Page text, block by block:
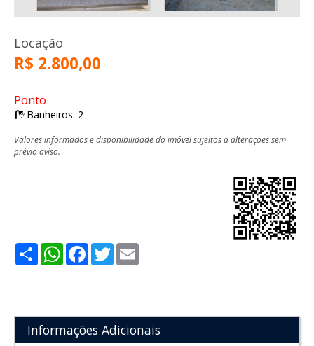
Locação
R$ 2.800,00
Ponto
Banheiros: 2
Valores informados e disponibilidade do imóvel sujeitos a alterações sem
prévio aviso.
ShareWhatsApp
Facebook
Twitter
Informações Adicionais